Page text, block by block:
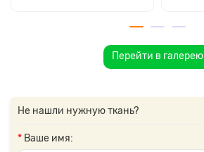
Перейти в галерею
Не нашли нужную ткань?
Ваше имя: